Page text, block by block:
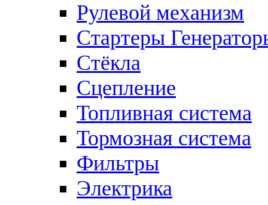
Рулевой механизм
Стартеры
Стёкла
Сцепление
Топливная система
Тормозная система
Фильтры
Электрика